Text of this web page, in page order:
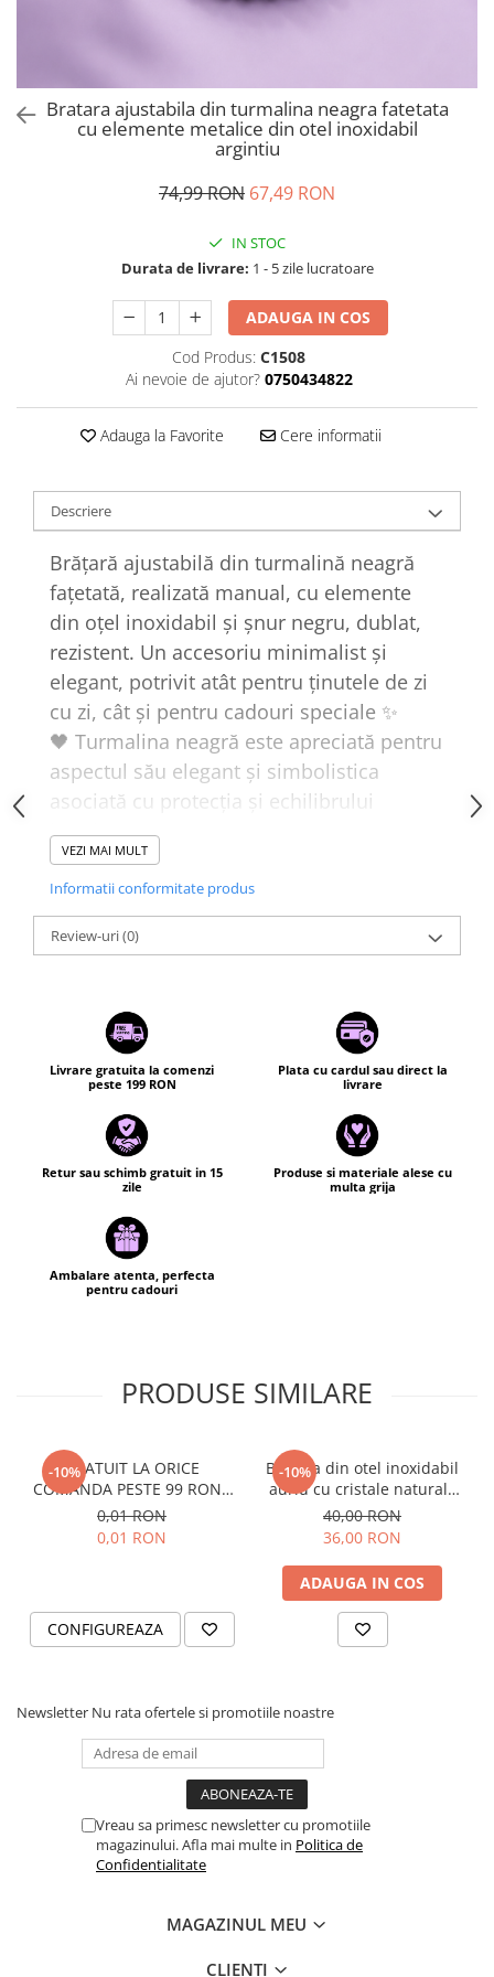
Bratara ajustabila din turmalina neagra fatetata
cu elemente metalice din otel inoxidabil
argintiu
74,99 RON 67,49 RON
IN STOC
Durata de livrare: 1 - 5 zile lucratoare
ADAUGA IN COS
Cod Produs: C1508
Ai nevoie de ajutor? 0750434822
Adauga la Favorite Cere informatii
Descriere
Brățară ajustabilă din turmalină neagră
fațetată, realizată manual, cu elemente
din oțel inoxidabil și șnur negru, dublat,
rezistent. Un accesoriu minimalist și
elegant, potrivit atât pentru ținutele de zi
cu zi, cât și pentru cadouri speciale ✨
🖤 Turmalina neagră este apreciată pentru
aspectul său elegant și simbolistica
asociată cu protecția și echilibrului
interior.
⭐ Detalii produs :
• pietre naturale din turmalină neagră
argintiu
• șnur ajustabil negru, sistem de
inchidere cu impletitură culisantă
• design unisex, modern și confortabil
• ambalare : saculet textil
• fiecare produs este lucrat la noi in
atelier cu multa grija, atentie la detalii
si energie pozitiva :)
🌙 O brățară versatilă, creată pentru cei
VEZI MAI MULT
Informatii conformitate produs
Review-uri(0)
Livrare gratuita la comenzi
peste 199 RON
Plata cu cardul sau direct la
livrare
Retur sau schimb gratuit in 15
zile
Produse si materiale alese cu
multa grija
Ambalare atenta, perfecta
pentru cadouri
PRODUSE SIMILARE
-10%GRATUIT LA ORICE
COMANDA PESTE 99 RON -
Cutie personalizata cadou
Black and Yang
0,01 RON
0,01 RON
CONFIGUREAZA
-10%
Bratara din otel inoxidabil
auriu cu cristale naturale
de pirita - abundenta,
prosperitate, succes
40,00 RON
36,00 RON
ADAUGA IN COS
Newsletter Nu rata ofertele si promotiile noastre
Vreau sa primesc newsletter cu promotiile
magazinului. Afla mai multe in Politica de
Confidentialitate
MAGAZINUL MEU
CLIENTI